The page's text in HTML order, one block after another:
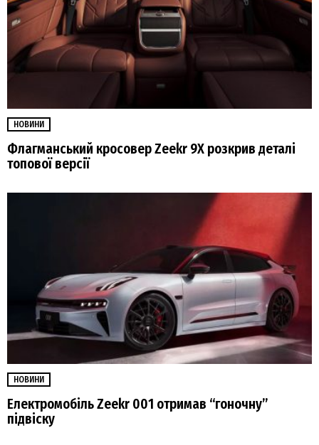
НОВИНИ
Флагманський кросовер Zeekr 9Х розкрив деталі
топової версії
НОВИНИ
Електромобіль Zeekr 001 отримав “гоночну”
підвіску